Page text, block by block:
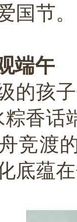
国节。
端午
的孩
粽香话
竞渡
底蕴